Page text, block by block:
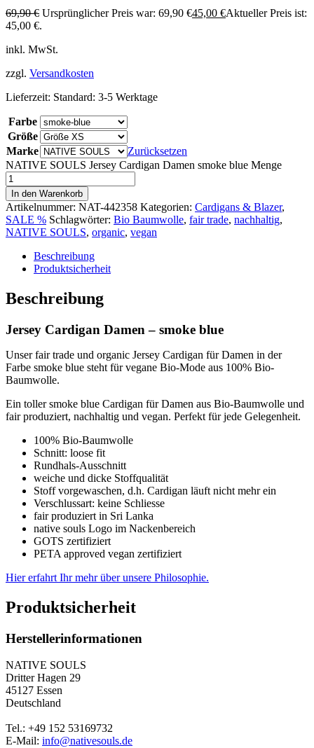
69,90€ Ursprünglicher Preis war: 69,90 €45,00 €Aktueller Preis ist:
45,00 €.
inkl. MwSt.
zzgl. Versandkosten
Lieferzeit: Standard: 3-5 Werktage
Farbe
Größe
Marke
Zurücksetzen
NATIVE SOULS Jersey Cardigan Damen smoke blue Menge
In den Warenkorb
Artikelnummer: NAT-442358 Kategorien: Cardigans & Blazer,
SALE % Schlagwörter: Bio Baumwolle, fair trade, nachhaltig,
NATIVE SOULS, organic, vegan
Beschreibung
Produktsicherheit
Beschreibung
Jersey Cardigan Damen – smoke blue
Unser fair trade und organic Jersey Cardigan für Damen in der
Farbe smoke blue steht für vegane Bio-Mode aus 100% Bio-
Baumwolle.
Ein toller smoke blue Cardigan für Damen aus Bio-Baumwolle und
fair produziert, nachhaltig und vegan. Perfekt für jede Gelegenheit.
100% Bio-Baumwolle
Schnitt: loose fit
Rundhals-Ausschnitt
weiche und dicke Stoffqualität
Stoff vorgewaschen, d.h. Cardigan läuft nicht mehr ein
Verschlussart: keine Schliesse
fair produziert in Sri Lanka
native souls Logo im Nackenbereich
GOTS zertifiziert
PETA approved vegan zertifiziert
Hier erfahrt Ihr mehr über unsere Philosophie.
Produktsicherheit
Herstellerinformationen
NATIVE SOULS
Dritter Hagen 29
45127 Essen
Deutschland
Tel.: +49 152 53169732
E-Mail: info@nativesouls.de